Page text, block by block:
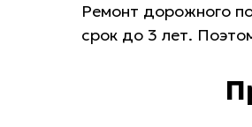
Ремонт дорожного
срок до 3 лет.